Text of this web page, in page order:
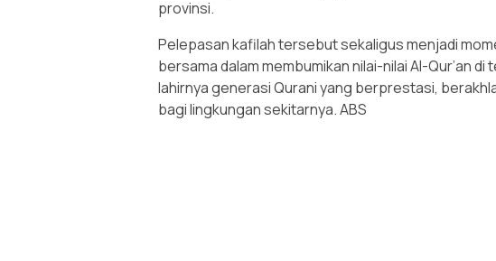
provinsi.
Pelepasan kafilah tersebut sekaligus menjadi
bersama dalam membumikan nilai-nilai Al-Qur’an
lahirnya generasi Qurani yang berprestasi,
bagi lingkungan sekitarnya. ABS